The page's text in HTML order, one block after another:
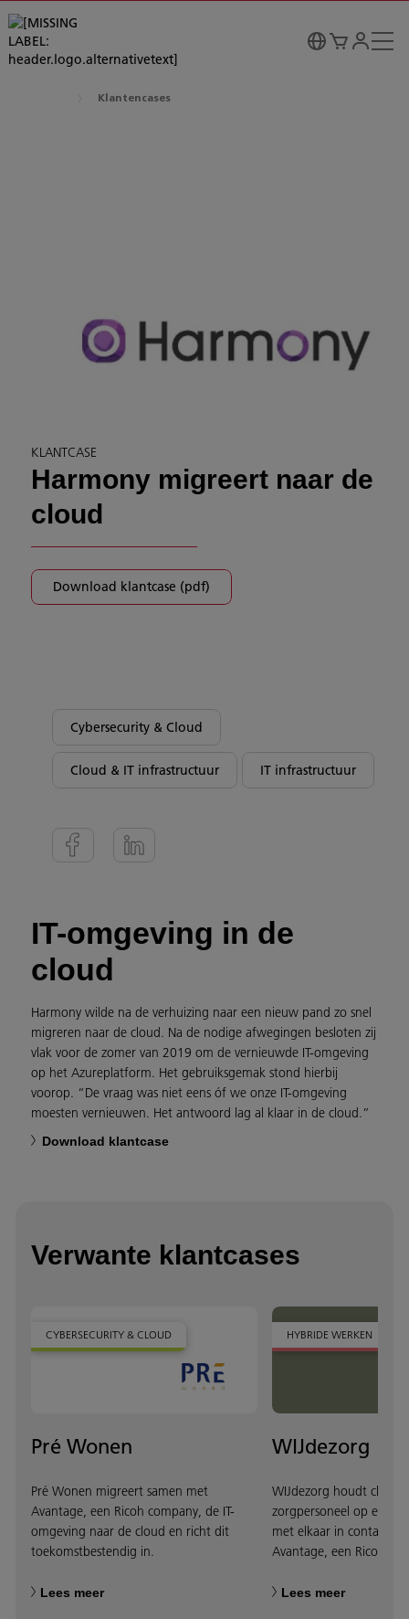
Klantencases
KLANTCASE
Harmony migreert naar de
cloud
Download klantcase (pdf)
Cybersecurity & Cloud
Cloud & IT infrastructuur IT infrastructuur
IT-omgeving in de
cloud
Harmony wilde na de verhuizing naar een nieuw pand zo snel
migreren naar de cloud. Na de nodige afwegingen besloten zij
vlak voor de zomer van 2019 om de vernieuwde IT-omgeving
op het Azureplatform. Het gebruiksgemak stond hierbij
voorop. “De vraag was niet eens óf we onze IT-omgeving
moesten vernieuwen. Het antwoord lag al klaar in de cloud.”
Download klantcase
Verwante klantcases
CYBERSECURITY & CLOUD
Pré Wonen
Pré Wonen migreert samen met
Avantage, een Ricoh company, de IT-
omgeving naar de cloud en richt dit
toekomstbestendig in.
Lees meer
HYBRIDE WERKEN
WIJdezorg
WIJdezorg houdt
zorgpersoneel op een
met elkaar in contact
Avantage, een Ricoh
Lees meer